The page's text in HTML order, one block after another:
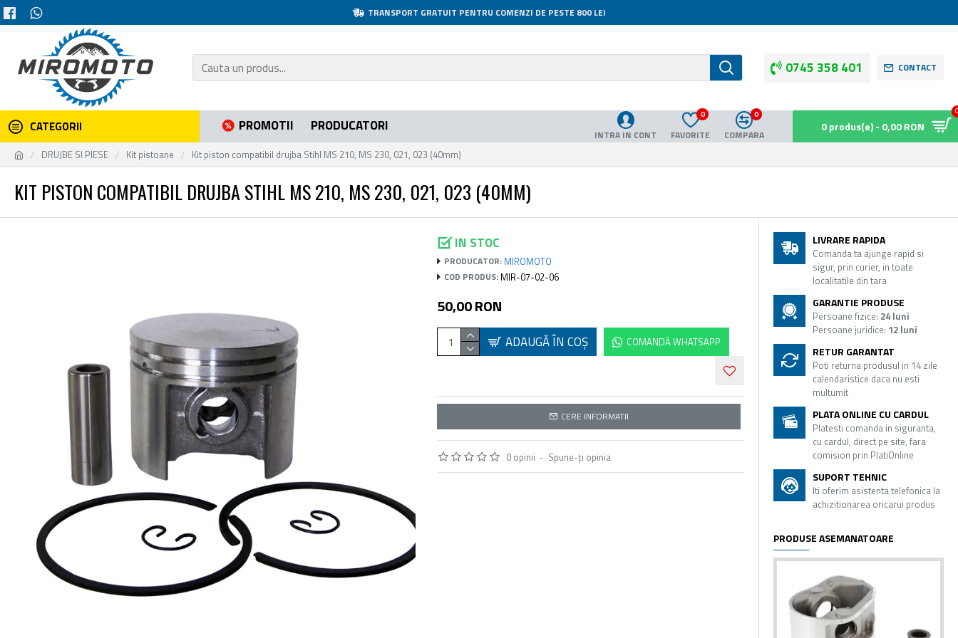
TRANSPORT GRATUIT PENTRU COMENZI DE PESTE 800 LEI
0745 358 401 CONTACT
CATEGORII PROMOTII PRODUCATORI
INTRA IN CONT FAVORITE
0
COMPARA
0
0 produs(e) - 0,00 RON
DRUJBE SI PIESE Kit pistoane Kit piston compatibil drujba Stihl MS 210, MS 230, 021, 023 (40mm)
KIT PISTON COMPATIBIL DRUJBA STIHL MS 210, MS 230, 021, 023 (40MM)
IN STOC
PRODUCATOR: MIROMOTO
COD PRODUS: MIR-07-02-06
0 opinii - Spune-ţi opinia
50,00 RON
ADAUGĂ ÎN COŞ COMANDĂ WHATSAPP
CERE INFORMATII
LIVRARE RAPIDA
Comanda ta ajunge rapid si
sigur, prin curier, in toate
localitatile din tara
GARANTIE PRODUSE
Persoane fizice: 24 luni
Persoane juridice: 12 luni
RETUR GARANTAT
Poti returna produsul in 14 zile
calendaristice daca nu esti
multumit
PLATA ONLINE CU CARDUL
Platesti comanda in siguranta,
cu cardul, direct pe site, fara
comision prin PlatiOnline
SUPORT TEHNIC
Iti oferim asistenta telefonica la
achizitionarea oricarui produs
PRODUSE ASEMANATOARE